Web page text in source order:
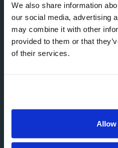
We also share information
our social media, advertising
may combine it with other
provided to them or that
of their services.
Allow
La forza di un
servizi integrati
IPI Agency
Commercializzazione di asset